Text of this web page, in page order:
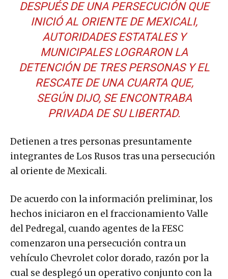
DESPUÉS DE UNA PERSECUCIÓN QUE
INICIÓ AL ORIENTE DE MEXICALI,
AUTORIDADES ESTATALES Y
MUNICIPALES LOGRARON LA
DETENCIÓN DE TRES PERSONAS Y EL
RESCATE DE UNA CUARTA QUE,
SEGÚN DIJO, SE ENCONTRABA
PRIVADA DE SU LIBERTAD.
Detienen a tres personas presuntamente
integrantes de Los Rusos tras una persecución
al oriente de Mexicali.
De acuerdo con la información preliminar, los
hechos iniciaron en el fraccionamiento Valle
del Pedregal, cuando agentes de la FESC
comenzaron una persecución contra un
vehículo Chevrolet color dorado, razón por la
cual se desplegó un operativo conjunto con la